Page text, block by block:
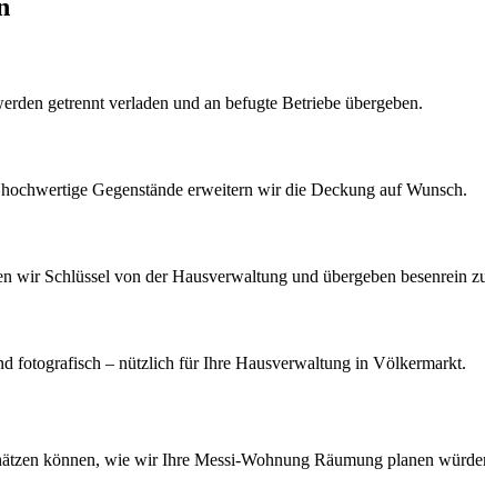
getrennt verladen und an befugte Betriebe übergeben.
Gegenstände erweitern wir die Deckung auf Wunsch.
wir Schlüssel von der Hausverwaltung und übergeben besenrein
fotografisch – nützlich für Ihre Hausverwaltung in Völkermarkt.
können, wie wir Ihre Messi-Wohnung Räumung planen